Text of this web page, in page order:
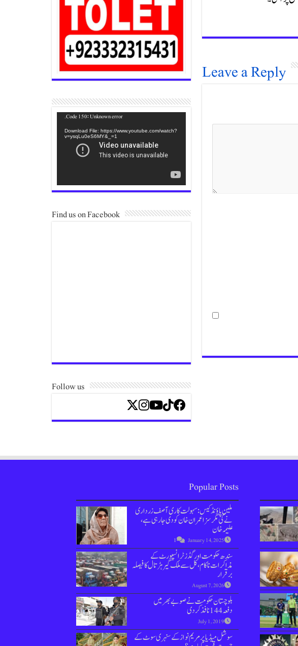
Leave a Reply
Player
Code 150: Unknown error.
Download File: https://www.youtube.com/watch?
v=ysqLu0eS6MY&_=1
Find us on Facebook
Follow us
Popular Posts
ملین پاؤنڈ کیس : سہولت کاری آصف زرداری
نے کی مگر سزا عمران خان کو دی جارہی ہے،
علیمہ خان
January 14, 2025
1
سندھ حکومت اور گڈز ٹرانسپورٹ کے
مذاکرات ناکام،کل سے ملک گیر ہڑتال کا فیصلہ
برقرار
August 7, 2026
بلوچستان حکومت نے صوبے بھر میں
دفعہ 144 نافذ کردی
July 1, 2019
سوشل میڈیا پر مریم نواز کے سنہری سوٹ کے